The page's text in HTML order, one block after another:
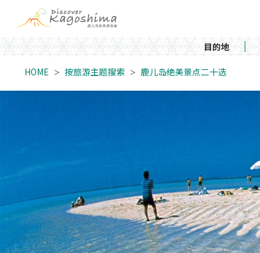
目的地
HOME 按旅游主题搜索 鹿儿岛绝美景点二十选